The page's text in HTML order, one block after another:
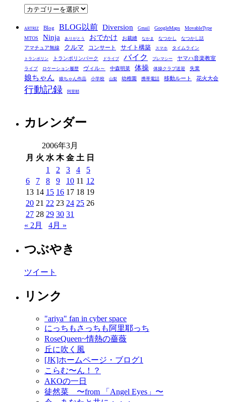
ブ
カ
ゴ
リ
ー
ARTRIZ Blog BLOG以前 Diversion Gmail GoogleMaps
MovableType
MTOS
Ninja ありがとう おでかけ お裁縫 なかま なつかし なつかし話
アマチュア無線 クルマ コンサート サイト構築 スマホ タイムライン
トランポリン トランポリンパーク ドライブ バイク プレマシー ヤマハ音楽教室
ライブ ロケーション履歴 ヴィル～ 中森明菜 体操 体操クラブ送迎 失業
娘ちゃん 娘ちゃん作品 小学校 山梨 幼稚園 携帯電話 移動ルート 花火大会
行動記録 阿里耶
カレンダー
2006年3月
月 火 水 木 金 土 日
1
2 3 4
5
6
7 8 9 10 11 12
13 14 15 16 17 18 19
20 21 22 23 24 25 26
27 28 29 30 31
« 2月
4月 »
つぶやき
ツイート
リンク
"ariya" fan in cyber space
にっちもさっちも阿里耶っち
RoseQueen~情熱の薔薇
丘に吹く風
[JK]ホームページ・ブログ1
こらむ〜ん！？
AKOの一日
徒然菜 〜from 「Angel Eyes」〜